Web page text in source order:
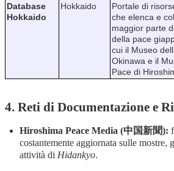
Database
Hokkaido
Hokkaido
Portale di
che elenca e
maggior parte
della pace
cui il Museo
Okinawa e il
Pace di
4. Reti di Documentazione e
Hiroshima Peace Media (中国新聞):
costantemente aggiornata sulle mostre,
attività di Hidankyo.